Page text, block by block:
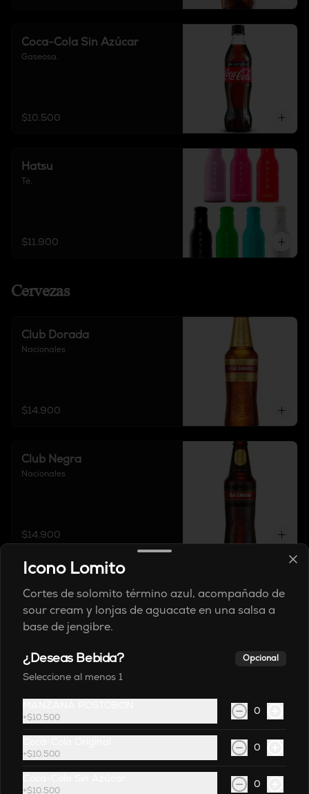
Coca-Cola Sin Azúcar
Gaseosa.
$10.500
Hatsu
Té.
$11.900
Cervezas
Club Dorada
Nacionales
$14.900
Club Negra
Nacionales
$14.900
Nacionales
$14.900
Internacionales
Icono Lomito
Cortes de solomito término azul, acompañado de
sour cream y lonjas de aguacate en una salsa a
base de jengibre.
¿Deseas Bebida? Opcional
Seleccione al menos 1
+$10.500
0
+$10.500
0
+$10.500
0